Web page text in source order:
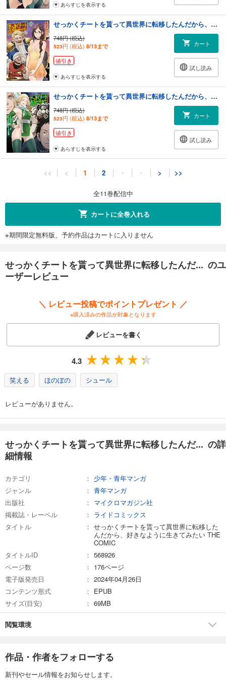
あらすじを表示する
せっかくチートを貰って異世界に転移したんだから、好きなように生きてみたい THE COMIC 9
748円 (税込)
523円 (税込) 8/13まで
値引き
カート
試し読み
あらすじを表示する
せっかくチートを貰って異世界に転移したんだから、好きなように生きてみたい THE COMIC 10【電子限定おまけ付き】
748円 (税込)
523円 (税込) 8/13まで
値引き
カート
試し読み
あらすじを表示する
8/13まで
値引き
<< < 1 2 ・ ・ > >>
全11巻配信中
カートに全巻入れる
※期間限定無料版、予約作品はカートに入りません
せっかくチートを貰って異世界に転移したんだ... のユ
ーザーレビュー
＼ レビュー投稿でポイントプレゼント ／
※購入済みの作品が対象となります
レビューを書く
4.3
笑える ほのぼの シュール
レビューがありません。
せっかくチートを貰って異世界に転移したんだ... の詳
細情報
カテゴリ
少年・青年マンガ
ジャンル
青年マンガ
出版社
マイクロマガジン社
掲載誌・レーベル
ライドコミックス
タイトル
せっかくチートを貰って異世界に転移した
んだから、好きなように生きてみたい THE
COMIC
タイトルID
568926
ページ数
176ページ
電子版発売日
2024年04月26日
コンテンツ形式
EPUB
サイズ(目安)
69MB
閲覧環境
作品・作者をフォローする
新刊やセール情報をお知らせします。